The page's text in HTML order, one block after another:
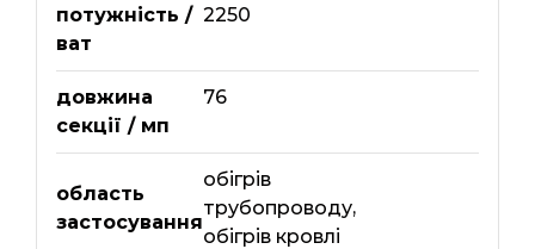
потужність /
ват
2250
довжина
секції / мп
76
область
застосування
обігрів
трубопроводу,
обігрів кровлі